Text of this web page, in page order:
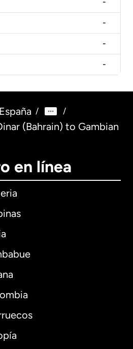
-
-
-
-
/ /
(Bahrain) to Gambian
en línea